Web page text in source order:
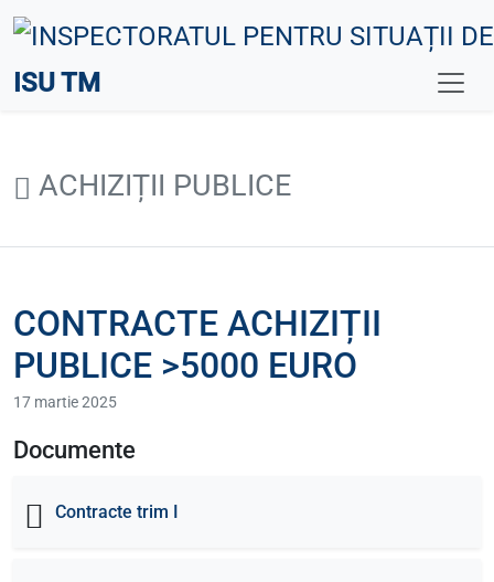
ISU TM
ACHIZIȚII PUBLICE
CONTRACTE ACHIZIȚII
PUBLICE >5000 EURO
17 martie 2025
Documente
Contracte trim I